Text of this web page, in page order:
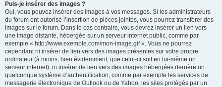
Puis-je insérer des images ?
Oui, vous pouvez insérer des images à vos messages. Si les administrateurs
du forum ont autorisé l’insertion de pièces jointes, vous pourrez transférer des
images sur le forum. Dans le cas contraire, vous devrez insérer un lien vers
une image distante, hébergée sur un serveur internet public, comme par
exemple « http://www.exemple.com/mon-image.gif ». Vous ne pourrez
cependant ni insérer de lien vers des images présentes sur votre propre
ordinateur (à moins, bien évidemment, que celui-ci soit en lui-même un
serveur internet), ni insérer de lien vers des images hébergées derrière un
quelconque système d’authentification, comme par exemple les services de
messagerie électronique de Outlook ou de Yahoo, les sites protégés par un